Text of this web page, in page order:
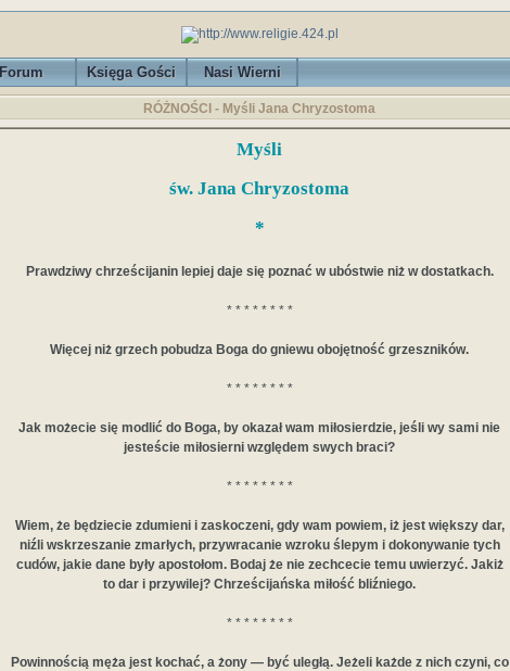
Forum Księga Gości Nasi Wierni
RÓŻNOŚCI - Myśli Jana Chryzostoma
Myśli
św. Jana Chryzostoma
*
Prawdziwy chrześcijanin lepiej daje się poznać w ubóstwie niż w dostatkach.
* * * * * * * *
Więcej niż grzech pobudza Boga do gniewu obojętność grzeszników.
* * * * * * * *
Jak możecie się modlić do Boga, by okazał wam miłosierdzie, jeśli wy sami nie
jesteście miłosierni względem swych braci?
* * * * * * * *
Wiem, że będziecie zdumieni i zaskoczeni, gdy wam powiem, iż jest większy dar,
niźli wskrzeszanie zmarłych, przywracanie wzroku ślepym i dokonywanie tych
cudów, jakie dane były apostołom. Bodaj że nie zechcecie temu uwierzyć. Jakiż
to dar i przywilej? Chrześcijańska miłość bliźniego.
* * * * * * * *
Powinnością męża jest kochać, a żony — być uległą. Jeżeli każde z nich czyni, co